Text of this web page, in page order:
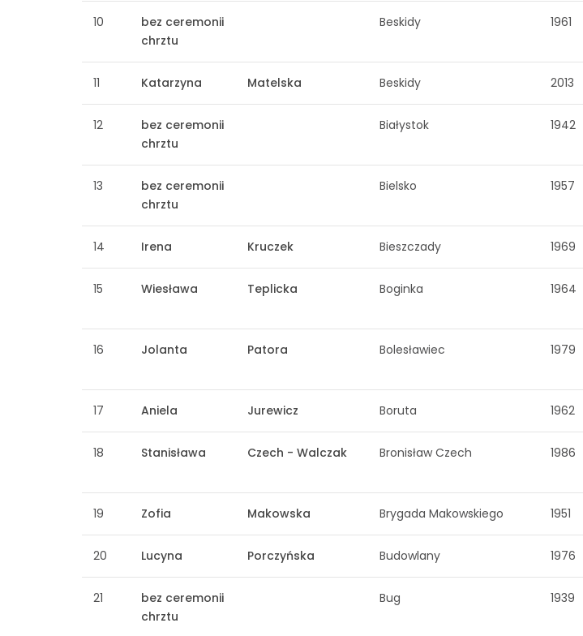
10
bez ceremonii
chrztu
Beskidy 1961
11 Katarzyna Matelska Beskidy 2013
12
bez ceremonii
chrztu
Białystok 1942
13
bez ceremonii
chrztu
Bielsko 1957
14 Irena Kruczek Bieszczady 1969
15 Wiesława Teplicka Boginka 1964
16 Jolanta Patora Bolesławiec 1979
17 Aniela Jurewicz Boruta 1962
18 Stanisława Czech - Walczak Bronisław Czech 1986
19 Zofia Makowska Brygada Makowskiego 1951
20 Lucyna Porczyńska Budowlany 1976
21
bez ceremonii
chrztu
Bug 1939